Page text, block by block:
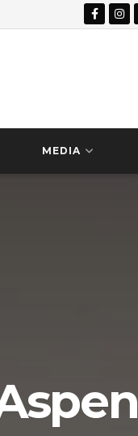
MEDIA